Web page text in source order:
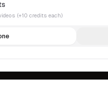
(+10 credits each)